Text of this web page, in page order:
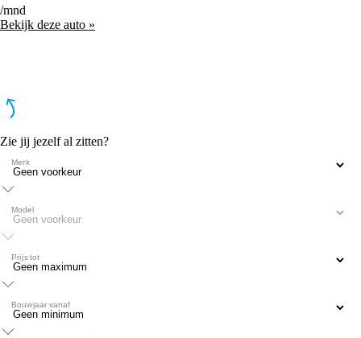
/mnd
Bekijk deze auto »
Zie jij jezelf al zitten?
Merk
Model
Prijs tot
Bouwjaar vanaf